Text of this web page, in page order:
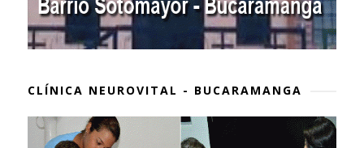
CLÍNICA NEUROVITAL - BUCARAMANGA